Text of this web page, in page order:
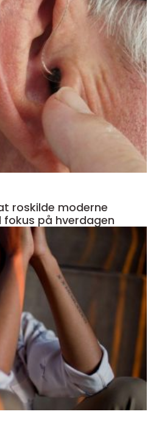
moderne
på hverdagen